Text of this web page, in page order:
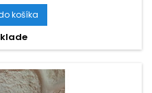
košíka